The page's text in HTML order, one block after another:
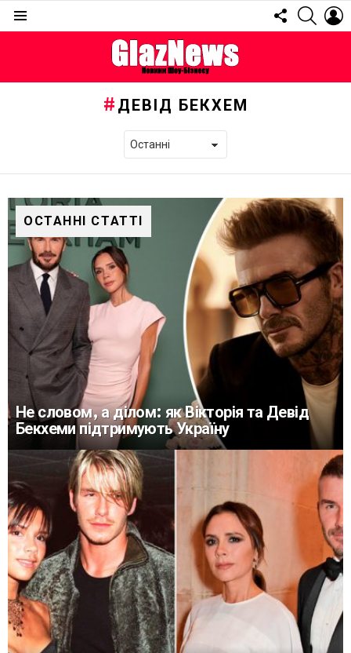
FOLLOW
US
ДЕВІД БЕКХЕМ
ОСТАННІ СТАТТІ
Не словом, а ділом: як Вікторія та Девід
Бекхеми підтримують Україну